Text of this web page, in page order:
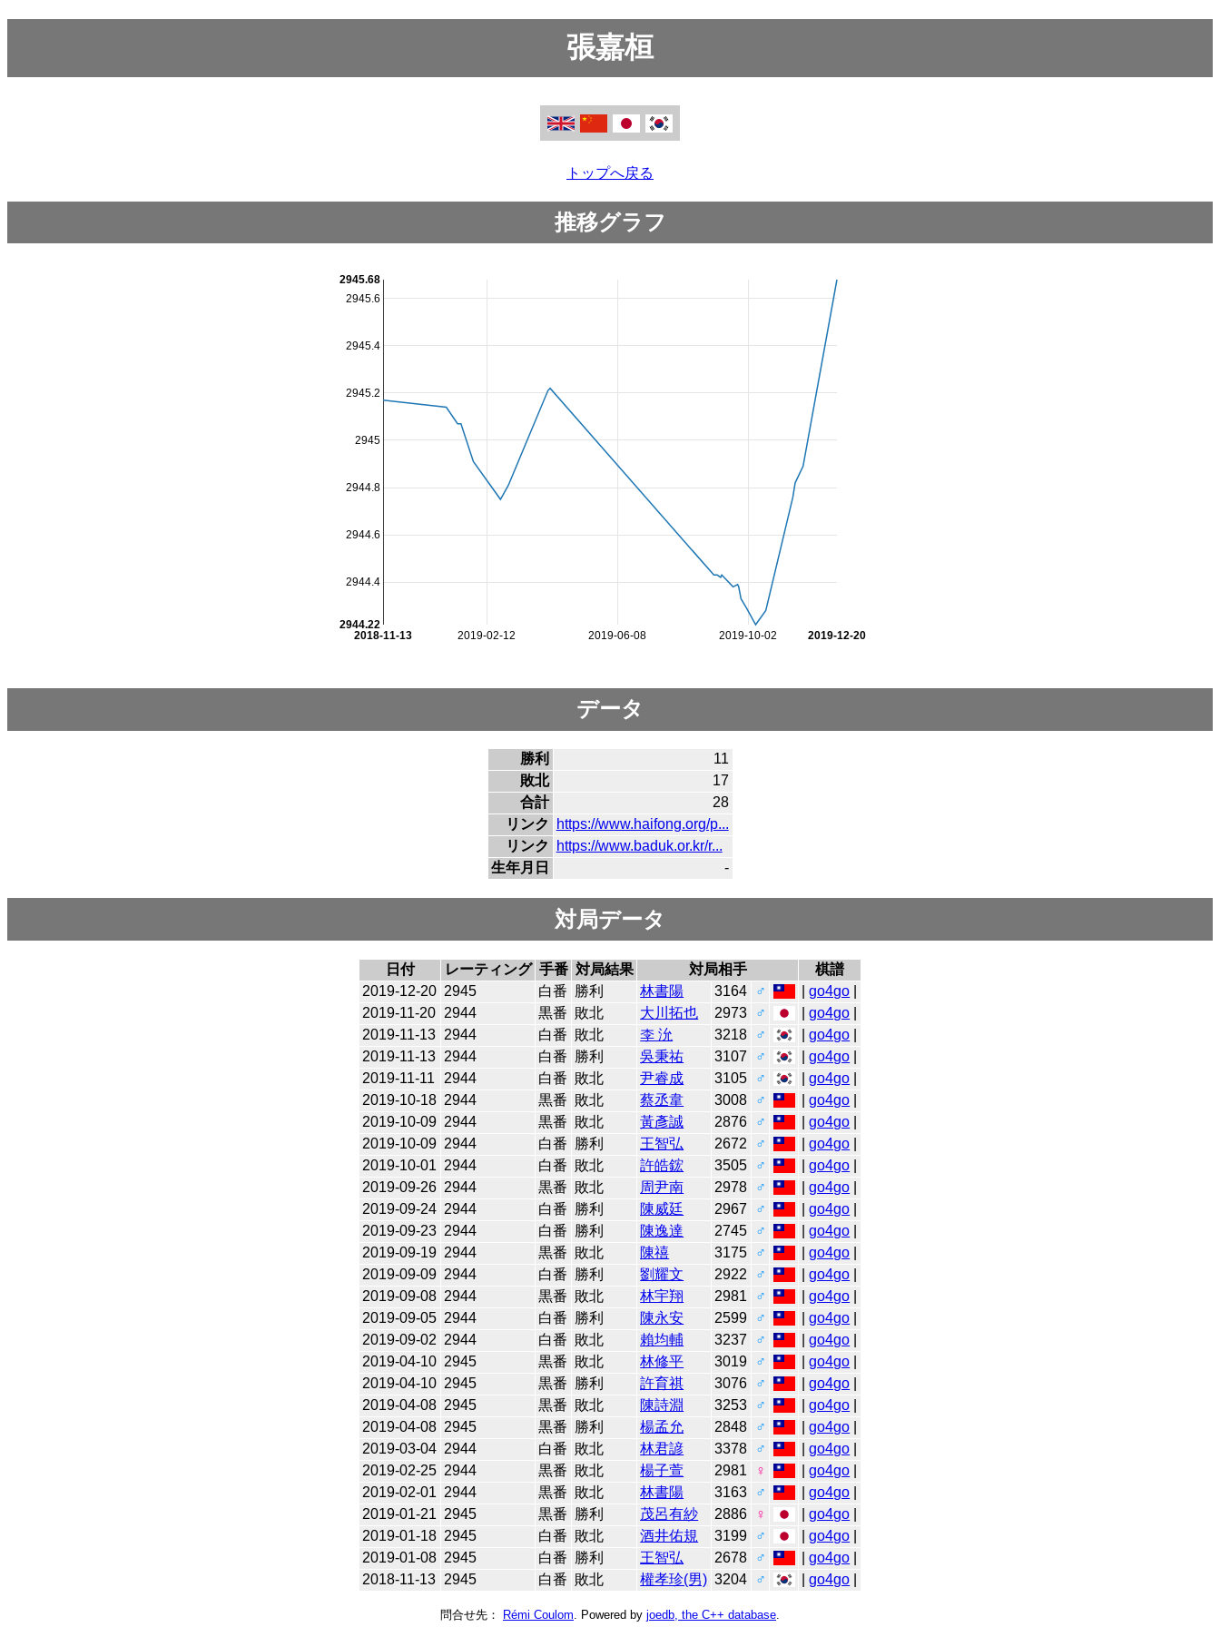
張嘉桓
トップへ戻る
推移グラフ
2019-02-12 2019-06-08 2019-10-02
2018-11-13 2019-12-20
2944.4
2944.6
2944.8
2945
2945.2
2945.4
2945.6
2944.22
2945.68
データ
勝利
11
敗北
17
合計
28
リンク
https://www.haifong.org/p...
リンク
https://www.baduk.or.kr/r...
生年月日
-
対局データ
日付 レーティング 手番 対局結果 対局相手
棋譜
2019-12-20 2945 白番 勝利 林書陽 3164 ♂ |go4go
2019-11-20 2944 黒番 敗北 大川拓也 2973 ♂ |go4go
2019-11-13 2944 白番 敗北 李 沇 3218 ♂ |go4go
2019-11-13 2944 白番 勝利 吳秉祐 3107 ♂ |go4go
2019-11-11
2944 白番 敗北 尹睿成 3105 ♂ |go4go
2019-10-18 2944 黒番 敗北 蔡丞韋 3008 ♂ |go4go
2019-10-09 2944 黒番 敗北 黃彥誠 2876 ♂ |go4go
2019-10-09 2944 白番 勝利 王智弘 2672 ♂ |go4go
2019-10-01 2944 白番 敗北 許皓鋐 3505 ♂ |go4go
2019-09-26 2944 黒番 敗北 周尹南 2978 ♂ |go4go
2019-09-24 2944 白番 勝利 陳威廷 2967 ♂ |go4go
2019-09-23 2944 白番 勝利 陳逸達 2745 ♂ |go4go
2019-09-19 2944 黒番 敗北 陳禧 3175 ♂ |go4go
2019-09-09 2944 白番 勝利 劉耀文 2922 ♂ |go4go
2019-09-08 2944 黒番 敗北 林宇翔 2981 ♂ |go4go
2019-09-05 2944 白番 勝利 陳永安 2599 ♂ |go4go
2019-09-02 2944 白番 敗北 賴均輔 3237 ♂ |go4go
2019-04-10 2945 黒番 敗北 林修平 3019 ♂ |go4go
2019-04-10 2945 黒番 勝利 許育祺 3076 ♂ |go4go
2019-04-08 2945 黒番 敗北 陳詩淵 3253 ♂ |go4go
2019-04-08 2945 黒番 勝利 楊孟允 2848 ♂ |go4go
2019-03-04 2944 白番 敗北 林君諺 3378 ♂ |go4go
2019-02-25 2944 黒番 敗北 楊子萱 2981 ♀ |go4go
2019-02-01 2944 黒番 敗北 林書陽 3163 ♂ |go4go
2019-01-21 2945 黒番 勝利 茂呂有紗 2886 ♀ |go4go
2019-01-18 2945 白番 敗北 酒井佑規 3199 ♂ |go4go
2019-01-08 2945 白番 勝利 王智弘 2678 ♂ |go4go
2018-11-13 2945 白番 敗北 權孝珍(男) 3204 ♂ |go4go
問合せ先： Rémi Coulom . Powered by joedb, the C++ database